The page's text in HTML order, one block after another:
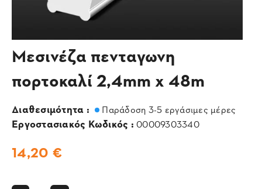
Μεσινέζα πενταγωνη
πορτοκαλί 2,4mm x 48m
Διαθεσιμότητα : Παράδοση 3-5 εργάσιμες μέρες
Εργοστασιακός Κωδικός : 00009303340
14,20 €